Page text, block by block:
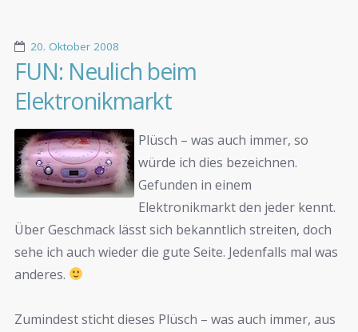
20. Oktober 2008
FUN: Neulich beim
Elektronikmarkt
Plüsch – was auch immer, so
würde ich dies bezeichnen.
Gefunden in einem
Elektronikmarkt den jeder kennt.
Über Geschmack lässt sich bekanntlich streiten, doch
sehe ich auch wieder die gute Seite. Jedenfalls mal was
anderes.
Zumindest sticht dieses Plüsch – was auch immer, aus